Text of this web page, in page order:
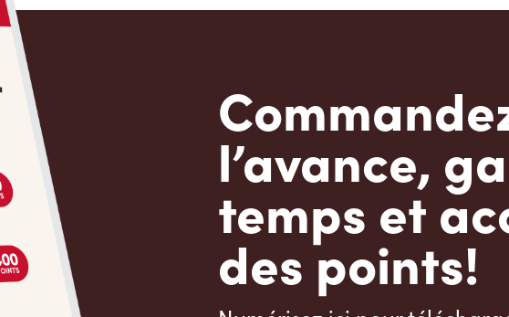
l’avance,
temps et
des points!